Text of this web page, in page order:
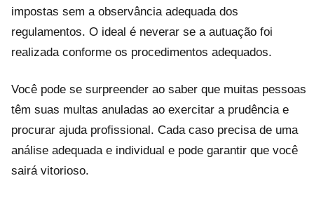
impostas sem a observância adequada dos
regulamentos. O ideal é neverar se a autuação foi
realizada conforme os procedimentos adequados.
Você pode se surpreender ao saber que muitas pessoas
têm suas multas anuladas ao exercitar a prudência e
procurar ajuda profissional. Cada caso precisa de uma
análise adequada e individual e pode garantir que você
sairá vitorioso.